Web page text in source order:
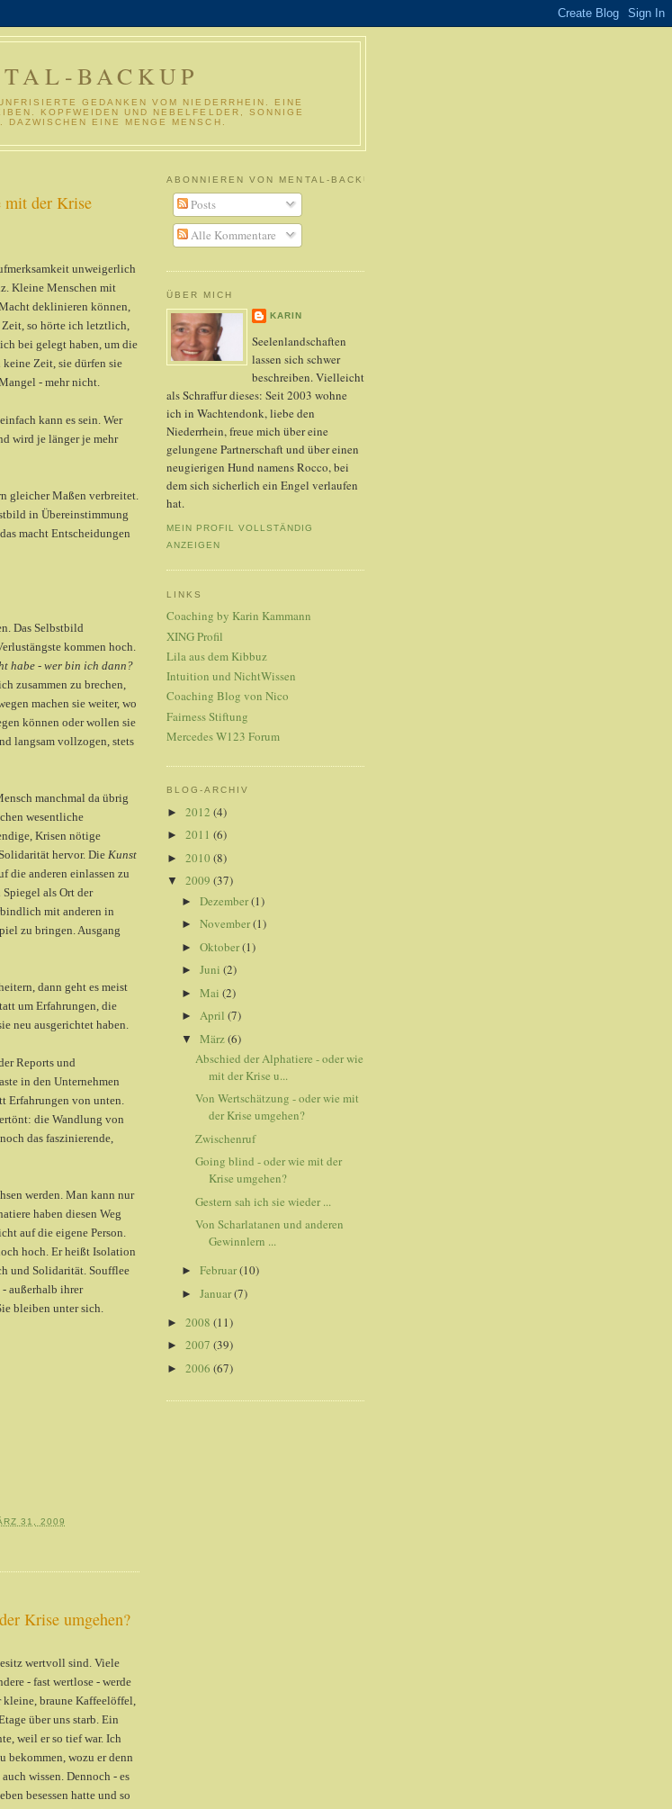
BACKUP
GEDANKEN VOM NIEDERRHEIN. EINE
KOPFWEIDEN UND NEBELFELDER, SONNIGE
DAZWISCHEN EINE MENGE MENSCH.
mit der Krise
unweigerlich
Kleine Menschen mit
deklinieren können,
Zeit, so hörte ich letztlich,
bei gelegt haben, um die
Zeit, sie dürfen sie
- mehr nicht.
kann es sein. Wer
wird je länger je mehr
gleicher Maßen verbreitet.
in Übereinstimmung
macht Entscheidungen
Das Selbstbild
kommen hoch.
habe - wer bin ich dann?
zusammen zu brechen,
machen sie weiter, wo
können oder wollen sie
langsam vollzogen, stets
manchmal da übrig
wesentliche
Krisen nötige
hervor. DieKunst
die anderen einlassen zu
als Ort der
mit anderen in
zu bringen. Ausgang
dann geht es meist
um Erfahrungen, die
neu ausgerichtet haben.
Reports und
in den Unternehmen
Erfahrungen von unten.
die Wandlung von
das faszinierende,
werden. Man kann nur
haben diesen Weg
auf die eigene Person.
hoch. Er heißt Isolation
und Solidarität. Soufflee
außerhalb ihrer
bleiben unter sich.
31, 2009
Krise umgehen?
wertvoll sind. Viele
- fast wertlose - werde
kleine, braune Kaffeelöffel,
über uns starb. Ein
weil er so tief war. Ich
bekommen, wozu er denn
wissen. Dennoch - es
besessen hatte und so
ABONNIEREN VON MENTAL-BACKUP
Posts
Alle Kommentare
ÜBER MICH
KARIN
Seelenlandschaften
lassen sich schwer
beschreiben. Vielleicht
als Schraffur dieses: Seit 2003 wohne
ich in Wachtendonk, liebe den
Niederrhein, freue mich über eine
gelungene Partnerschaft und über einen
neugierigen Hund namens Rocco, bei
dem sich sicherlich ein Engel verlaufen
hat.
MEIN PROFIL VOLLSTÄNDIG
ANZEIGEN
LINKS
Coaching by Karin Kammann
XING Profil
Lila aus dem Kibbuz
Intuition und NichtWissen
Coaching Blog von Nico
Fairness Stiftung
Mercedes W123 Forum
BLOG-ARCHIV
► 2012 (4)
► 2011 (6)
► 2010 (8)
▼ 2009 (37)
► Dezember(1)
► November(1)
► Oktober(1)
► Juni (2)
► Mai (2)
► April (7)
▼ März(6)
Abschied der Alphatiere - oder wie
mit der Krise u...
Von Wertschätzung - oder wie mit
der Krise umgehen?
Zwischenruf
Going blind - oder wie mit der
Krise umgehen?
Gestern sah ich sie wieder ...
Von Scharlatanen und anderen
Gewinnlern ...
► Februar(10)
► Januar(7)
► 2008 (11)
► 2007 (39)
► 2006 (67)